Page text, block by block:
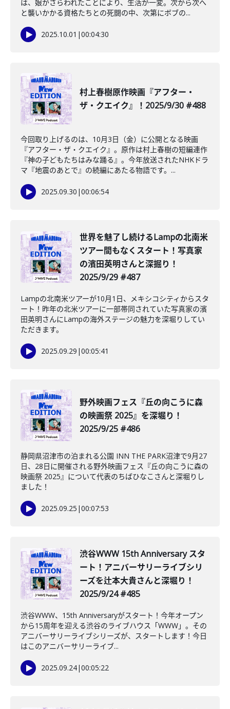
は、娘がさらわれたことにより、生活が一変。次から次へ
と襲いかかる資格たちとの死闘の中、次第にボブの...
2025.10.01 |00:04:30
️村上春樹原作映画『アフター・
ザ・クエイク』！2025/9/30 #488
今回取り上げるのは、10月3日（金）に公開となる映画
『アフター・ザ・クエイク』。原作は村上春樹の短編連作
『神の子どもたちはみな踊る』。今年放送されたNHKドラ
マ『地震のあとで』の続編にあたる物語です。...
2025.09.30 |00:06:54
世界を魅了し続けるLampの北南米
ツアー間もなくスタート！写真家
の濱田英明さんと深掘り！
2025/9/29 #487
Lampの北南米ツアーが10月1日、メキシコシティからスタ
ート！昨年の北米ツアーに一部帯同されていた写真家の濱
田英明さんにLampの海外ステージの魅力を深堀りしてい
ただきます。
2025.09.29 |00:05:41
野外映画フェス『丘の向こうに森
の映画祭 2025』を深堀り！
2025/9/25 #486
静岡県沼津市の泊まれる公園 INN THE PARK沼津で9月27
日、28日に開催される野外映画フェス『丘の向こうに森の
映画祭 2025』について代表のちばひなこさんと深堀りし
ました！
2025.09.25 |00:07:53
渋谷WWW 15th Anniversary スタ
ート！アニバーサリーライブシリ
ーズを辻本大貴さんと深堀り！
2025/9/24 #485
渋谷WWW、15th Anniversaryがスタート！今年オープン
から15周年を迎える渋谷のライブハウス「WWW」。その
アニバーサリーライブシリーズが、スタートします！今日
はこのアニバーサリーライブ...
2025.09.24|00:05:22